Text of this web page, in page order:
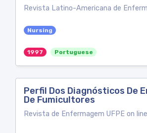
Revista Latino-Americana de
Nursing
1997 Portuguese
Perfil Dos Diagnósticos De
De Fumicultores
Revista de Enfermagem UFPE on line